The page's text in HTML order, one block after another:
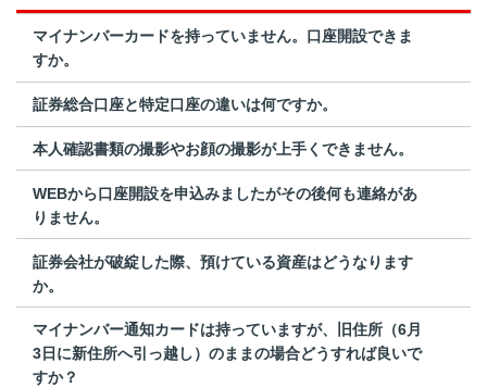
マイナンバーカードを持っていません。口座開設できま
すか。
証券総合口座と特定口座の違いは何ですか。
本人確認書類の撮影やお顔の撮影が上手くできません。
WEBから口座開設を申込みましたがその後何も連絡があ
りません。
証券会社が破綻した際、預けている資産はどうなります
か。
マイナンバー通知カードは持っていますが、旧住所（6月
3日に新住所へ引っ越し）のままの場合どうすれば良いで
すか？